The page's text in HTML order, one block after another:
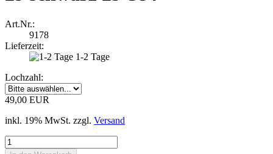
Art.Nr.:
9178
Lieferzeit:
1-2 Tage
Lochzahl:
49,00 EUR
inkl. 19% MwSt. zzgl. Versand